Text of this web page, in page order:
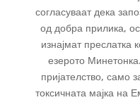
согласуваат дека
од добра прилика,
изнајмат преслатка
езерото
пријателство, само
токсичната мајка на